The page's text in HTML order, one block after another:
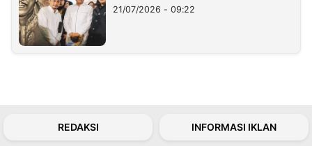
21/07/2026 - 09:22
REDAKSI INFORMASI IKLAN